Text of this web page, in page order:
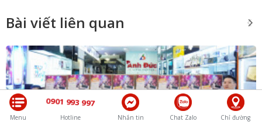
Bài viết liên quan
Menu
0901 993 997
Hotline Nhắn tin Chat Zalo Chỉ đường